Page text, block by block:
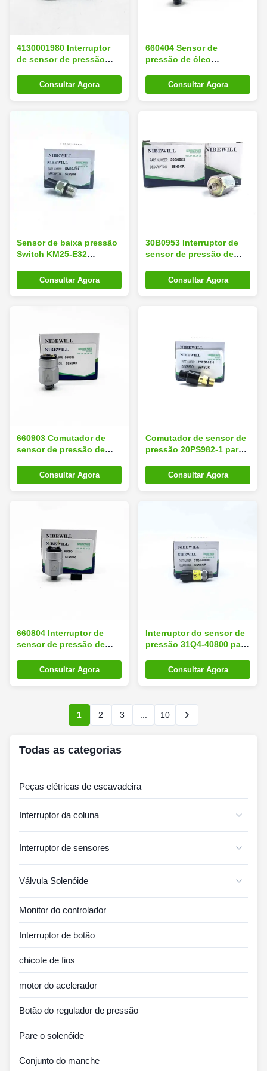
4130001980 Interruptor
de sensor de pressão
Consultar Agora
660404 Sensor de
pressão de óleo
SY215 922D Excavator
Loader
Consultar Agora
Sensor de baixa pressão
Switch KM25-E32
215 265-9 265-10
Consultar Agora
30B0953 Interruptor de
sensor de pressão de
carregadores de rodas
Consultar Agora
660903 Comutador de
sensor de pressão de
Consultar Agora
Comutador de sensor de
pressão 20PS982-1 para
DH225-7 DH220-5
Consultar Agora
660804 Interruptor de
sensor de pressão de
SY135Consultar Agora
Interruptor do sensor de
pressão 31Q4-40800 para
Consultar Agora
1 2 3 10
Todas as categorias
Peças elétricas de escavadeira
Interruptor da coluna
Interruptor de sensores
Válvula Solenóide
Monitor do controlador
Interruptor de botão
chicote de fios
motor do acelerador
Botão do regulador de pressão
Pare o solenóide
Conjunto do manche